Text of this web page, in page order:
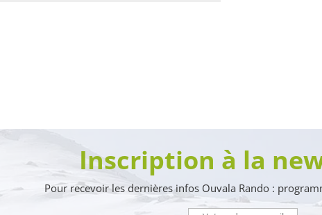
Inscription à la
Pour recevoir les dernières infos Ouvala Rando :